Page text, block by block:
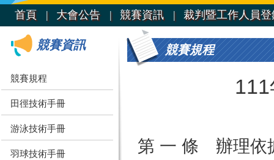
首頁 | 大會公告 | 競賽資訊 | 裁判暨工作人員
競賽資訊
競賽規程
田徑技術手冊
游泳技術手冊
羽球技術手冊
競賽規程
第 一 條 辦理依